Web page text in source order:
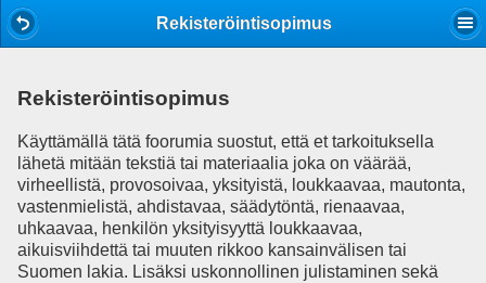
Rekisteröintisopimus
Rekisteröintisopimus
Käyttämällä tätä foorumia suostut, että et tarkoituksella
lähetä mitään tekstiä tai materiaalia joka on väärää,
virheellistä, provosoivaa, yksityistä, loukkaavaa, mautonta,
vastenmielistä, ahdistavaa, säädytöntä, rienaavaa,
uhkaavaa, henkilön yksityisyyttä loukkaavaa,
aikuisviihdettä tai muuten rikkoo kansainvälisen tai
Suomen lakia. Lisäksi uskonnollinen julistaminen sekä